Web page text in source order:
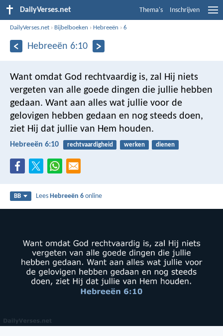
DailyVerses.net Thema's Inschrijven
DailyVerses.net › Bijbelboeken › Hebreeën ›6
Hebreeën 6:10
Want omdat God rechtvaardig is, zal Hij niets
vergeten van alle goede dingen die jullie hebben
gedaan. Want aan alles wat jullie voor de
gelovigen hebben gedaan en nog steeds doen,
ziet Hij dat jullie van Hem houden.
Hebreeën 6:10 rechtvaardigheid werken dienen
BB LeesHebreeën 6 online